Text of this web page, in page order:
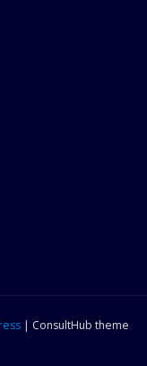
| ConsultHub theme